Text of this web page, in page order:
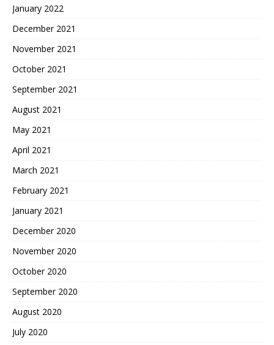
January 2022
December 2021
November 2021
October 2021
September 2021
August 2021
May 2021
April 2021
March 2021
February 2021
January 2021
December 2020
November 2020
October 2020
September 2020
August 2020
July 2020